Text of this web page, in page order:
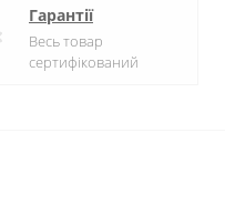
Гарантії
Весь товар
сертифікований